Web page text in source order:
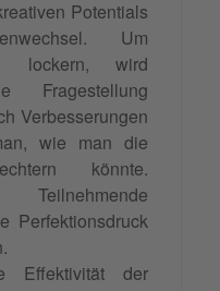
Potentials
Um
lockern, wird
Fragestellung
Verbesserungen
wie man die
könnte.
Teilnehmende
Perfektionsdruck
Effektivität der